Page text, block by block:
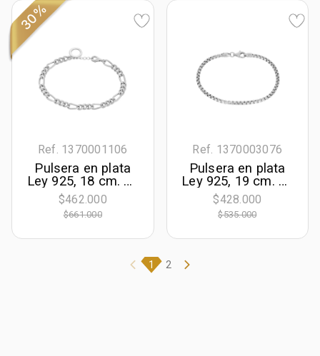
30%
Ref. 1370001106
Pulsera en plata
Ley 925, 18 cm. de
largo, 5.50 mm. de
ancho, de la
coleccion Sueños
$462.000
$661.000
Ref. 1370003076
Pulsera en plata
Ley 925, 19 cm. de
largo, 3 mm. de
ancho
$428.000
$535.000
1 2